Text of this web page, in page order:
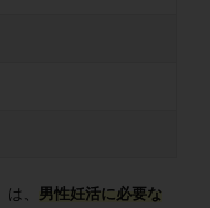
は、 男性妊活に必要な